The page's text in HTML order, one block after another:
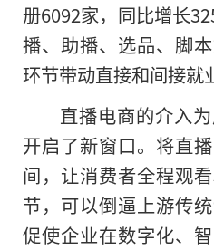
册6092家，同比增长
播、助播、选品、脚
环节带动直接和间接就
直播电商的介入
开启了新窗口。将直
间，让消费者全程观
节，可以倒逼上游传
促使企业在数字化、